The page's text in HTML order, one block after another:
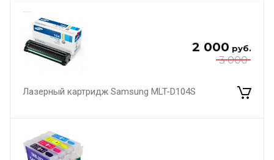
3 000
2 000 руб.
Лазерный картридж Samsung MLT-D104S